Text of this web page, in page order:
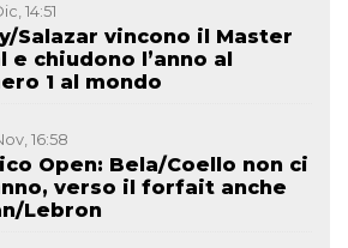
14:51
Salazar vincono il Master
e chiudono l’anno al
1 al mondo
16:58
Open: Bela/Coello non ci
verso il forfait anche
Lebron